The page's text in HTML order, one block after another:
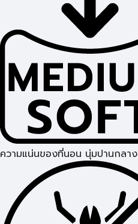
ความแน่นของที่นอน นุ่มปานกลาง